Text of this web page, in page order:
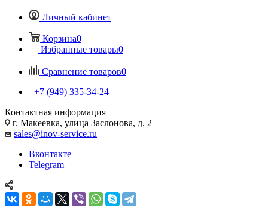
Личный кабинет
Корзина0
Избранные товары0
Сравнение товаров0
+7 (949) 335-34-24
Контактная информация
г. Макеевка, улица Заслонова, д. 2
sales@inov-service.ru
Вконтакте
Telegram